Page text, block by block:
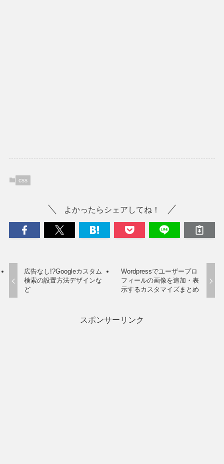
css
よかったらシェアしてね！
広告なし!?Googleカスタム
検索の設置方法デザインな
ど
Wordpressでユーザープロ
フィールの画像を追加・表
示するカスタマイズまとめ
スポンサーリンク